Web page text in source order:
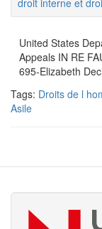
droit interne et
United States
Appeals IN RE
695-Elizabeth
Tags: Droits de l
Asile